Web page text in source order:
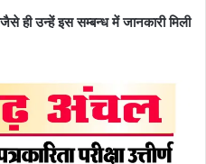
ही उन्हें इस सम्बन्ध में जानकारी मिली